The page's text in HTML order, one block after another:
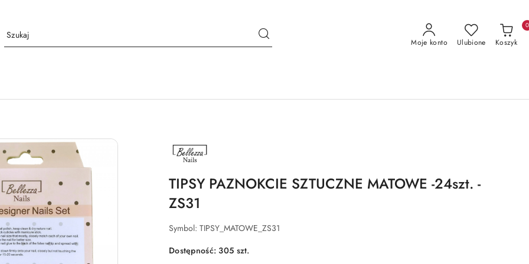
Moje konto Ulubione Koszyk
0
NAZWA
PRODUCENTA:
BELLEZZA
TIPSY PAZNOKCIE SZTUCZNE MATOWE -24szt. -
ZS31
Symbol: TIPSY_MATOWE_ZS31
Dostępność:305 szt.